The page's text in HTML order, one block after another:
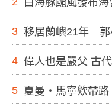
白海豚颱風發布
3 移居蘭嶼21年 郭
4 偉人也是嚴父 古
5 夏曼・馬寧欸帶